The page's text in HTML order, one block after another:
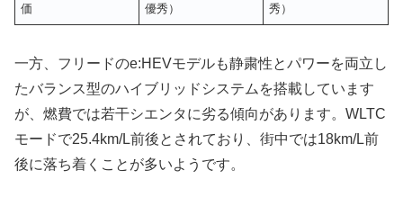
価
優秀）
秀）
一方、フリードのe:HEVモデルも静粛性とパワーを両立し
たバランス型のハイブリッドシステムを搭載しています
が、燃費では若干シエンタに劣る傾向があります。WLTC
モードで25.4km/L前後とされており、街中では18km/L前
後に落ち着くことが多いようです。